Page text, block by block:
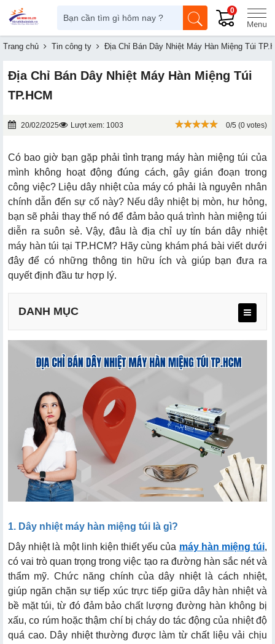
0
Trang chủ Tin công ty Địa Chỉ Bán Dây Nhiệt Máy Hàn Miệng Túi
Địa Chỉ Bán Dây Nhiệt Máy Hàn Miệng Túi
TP.HCM
20/02/2025 Lượt xem: 1003 0/5 (0 votes)
Có bao giờ bạn gặp phải tình trạng máy hàn miệng túi của
mình không hoạt động đúng cách, gây gián đoạn trong
công việc? Liệu dây nhiệt của máy có phải là nguyên nhân
chính dẫn đến sự cố này? Nếu dây nhiệt bị mòn, hư hỏng,
bạn sẽ phải thay thế nó để đảm bảo quá trình hàn miệng túi
diễn ra suôn sẻ. Vậy, đâu là địa chỉ uy tín bán dây nhiệt
máy hàn túi tại TP.HCM? Hãy cùng khám phá bài viết dưới
đây để có những thông tin hữu ích và giúp bạn đưa ra
quyết định đầu tư hợp lý.
DANH MỤC
a. Các loại dây nhiệt phổ biến bao gồm:
b. Khi nào cần thay dây nhiệt máy hàn miệng túi?
c. Chi phí các loại dây nhiệt hiện nay
a. Lý do chọn siêu thị Hải Minh
b. Liên hệ mua dây nhiệt tại siêu thị Hải Minh
1. Dây nhiệt máy hàn miệng túi là gì?
Dây nhiệt là một linh kiện thiết yếu của máy hàn miệng túi,
có vai trò quan trọng trong việc tạo ra đường hàn sắc nét và
thẩm mỹ. Chức năng chính của dây nhiệt là cách nhiệt,
giúp ngăn chặn sự tiếp xúc trực tiếp giữa dây hàn nhiệt và
bề mặt túi, từ đó đảm bảo chất lượng đường hàn không bị
xấu, co rúm hoặc thậm chí bị cháy do tác động của nhiệt độ
quá cao. Dây nhiệt thường được làm từ chất liệu vải chịu